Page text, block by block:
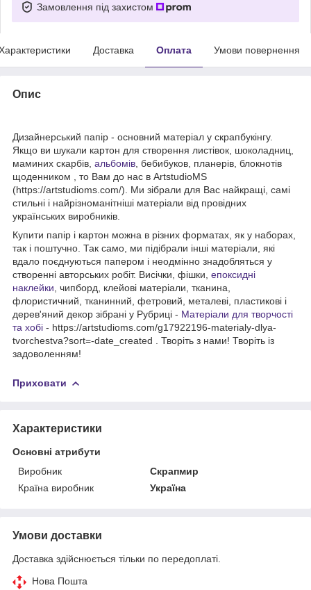
Замовлення під захистом
Доставка Оплата Умови повернення
Опис
Дизайнерський папір - основний матеріал у скрапбукінгу.
Якщо ви шукали картон для створення листівок, шоколадниц,
маминих скарбів, альбомів , бебибуков, планерів, блокнотів
щоденником , то Вам до нас в ArtstudioMS
(https://artstudioms.com/). Ми зібрали для Вас найкращі, самі
стильні і найрізноманітніші матеріали від провідних
українських виробників.
Купити папір і картон можна в різних форматах, як у наборах,
так і поштучно. Так само, ми підібрали інші матеріали, які
вдало поєднуються папером і неодмінно знадобляться у
створенні авторських робіт. Висічки, фішки, епоксидні
наклейки , чипборд, клейові матеріали, тканина,
флористичний, тканинний, фетровий, металеві, пластикові і
дерев'яний декор зібрані у Рубриці - Матеріали для творчості
та хобі - https://artstudioms.com/g17922196-materialy-dlya-
tvorchestva?sort=-date_created . Творіть з нами! Творіть із
задоволенням!
Приховати
Характеристики
Основні атрибути
Виробник
Скрапмир
Країна виробник
Україна
Умови доставки
Доставка здійснюється тільки по передоплаті.
Нова Пошта